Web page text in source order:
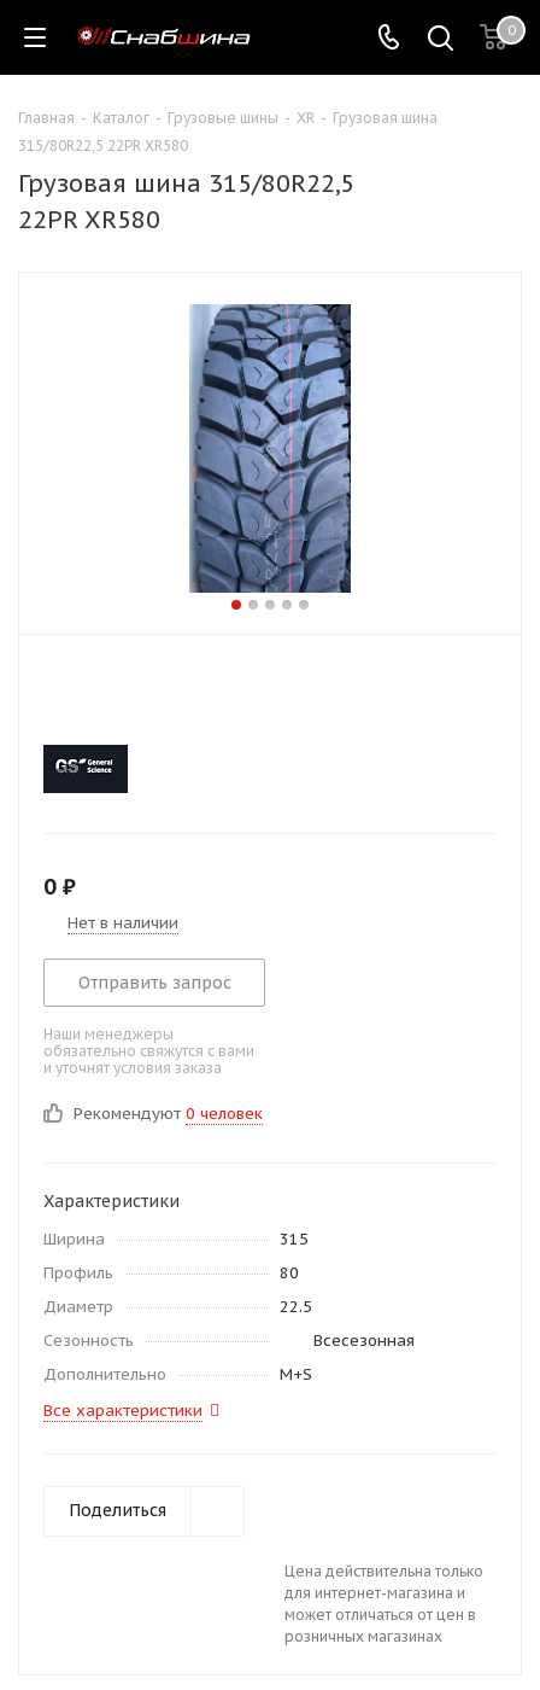
0
Главная - Каталог - Грузовые шины - XR - Грузовая шина
315/80R22,5 22PR XR580
Грузовая шина 315/80R22,5
22PR XR580
0 ₽
Нет в наличии
Отправить запрос
Наши менеджеры
обязательно свяжутся с вами
и уточнят условия заказа
Рекомендуют 0 человек
Характеристики
Ширина
315
Профиль
80
Диаметр
22.5
Сезонность
Всесезонная
Дополнительно
M+S
Все характеристики
Поделиться
Цена действительна только
для интернет-магазина и
может отличаться от цен в
розничных магазинах